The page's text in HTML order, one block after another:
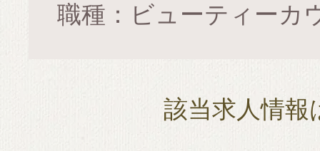
職種：ビューティーカ
該当求人情